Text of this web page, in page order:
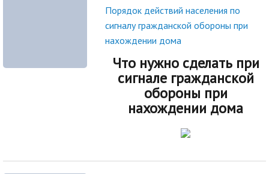
Порядок действий населения по
сигналу гражданской обороны при
нахождении дома
Что нужно сделать при
сигнале гражданской
обороны при
нахождении дома